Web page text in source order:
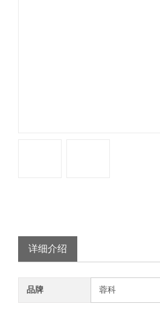
详细介绍
品牌 蓉科